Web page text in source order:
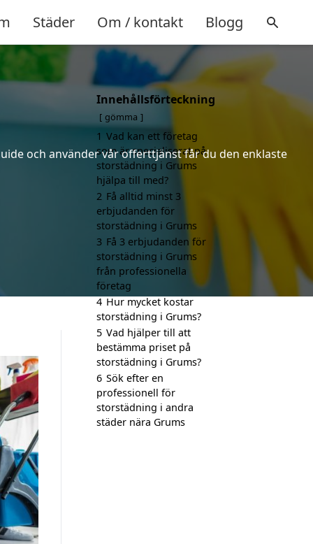
Städer Om / kontakt Blogg
och använder vår offerttjänst får du den enklaste
Innehållsförteckning
gömma
1 Vad kan ett företag
som är specialiserat på
storstädning i Grums
hjälpa till med?
2 Få alltid minst 3
erbjudanden för
storstädning i Grums
3 Få 3 erbjudanden för
storstädning i Grums
från professionella
företag
4 Hur mycket kostar
storstädning i Grums?
5 Vad hjälper till att
bestämma priset på
storstädning i Grums?
6 Sök efter en
professionell för
storstädning i andra
städer nära Grums